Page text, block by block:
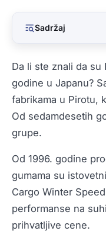
Sadržaj
Da li ste znali da su
godine u Japanu?
fabrikama u Pirotu,
Od sedamdesetih
grupe.
Od 1996. godine
gumama su
Cargo Winter
performanse na
prihvatljive cene.